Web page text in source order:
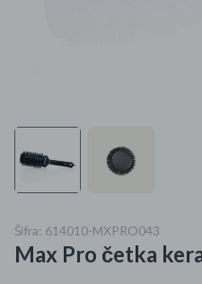
Kućanski aparati
Specijalne kategorije
Kišobrani akcija
Šifra: 614010-MXPRO043
Max Pro četka